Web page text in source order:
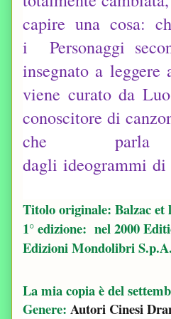
capire una cosa:
i Personaggi
insegnato a
viene curato da
conoscitore di
che parla
dagli ideogrammi di
Titolo originale: Balzac et
1° edizione: nel 2000
Edizioni Mondolibri
La mia copia è del
Genere: Autori Cinesi